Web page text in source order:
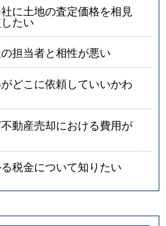
に土地の査定価格を相見
たい
担当者と相性が悪い
どこに依頼していいかわ
動産売却における費用が
税金について知りたい